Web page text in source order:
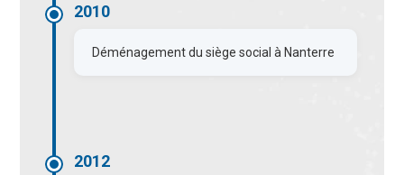
2010
Déménagement du siège social à Nanterre
2012